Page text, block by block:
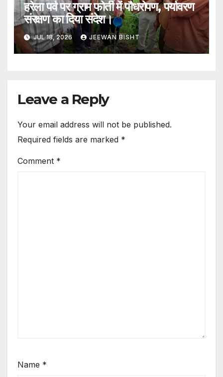
हरेला पर्व पर ग्राम फोर्ती में पौधरोपण, पर्यावरण
संरक्षण का दिया संदेश।
JUL 18, 2026 JEEWAN BISHT
Leave a Reply
Your email address will not be published.
Required fields are marked *
Comment *
Name *